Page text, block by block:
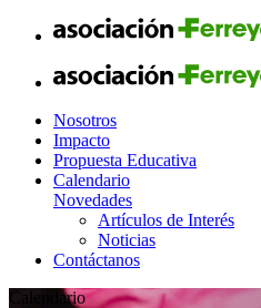
Nosotros
Impacto
Propuesta Educativa
Calendario
Novedades
Artículos de Interés
Noticias
Contáctanos
Calendario